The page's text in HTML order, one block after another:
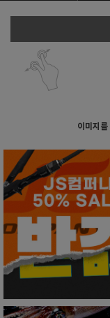
이미지를